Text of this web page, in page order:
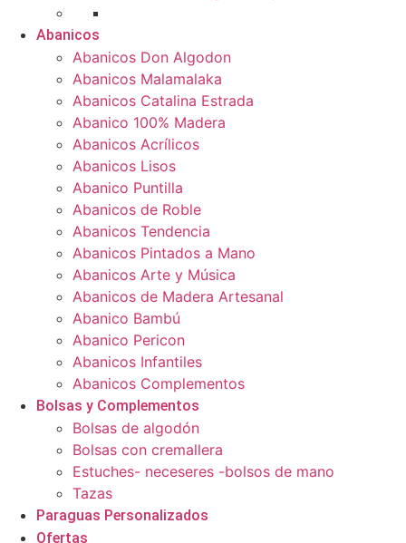
Abanicos
Abanicos Don Algodon
Abanicos Malamalaka
Abanicos Catalina Estrada
Abanico 100% Madera
Abanicos Acrílicos
Abanicos Lisos
Abanico Puntilla
Abanicos de Roble
Abanicos Tendencia
Abanicos Pintados a Mano
Abanicos Arte y Música
Abanicos de Madera Artesanal
Abanico Bambú
Abanico Pericon
Abanicos Infantiles
Abanicos Complementos
Bolsas y Complementos
Bolsas de algodón
Bolsas con cremallera
Estuches- neceseres -bolsos de mano
Tazas
Paraguas Personalizados
Ofertas